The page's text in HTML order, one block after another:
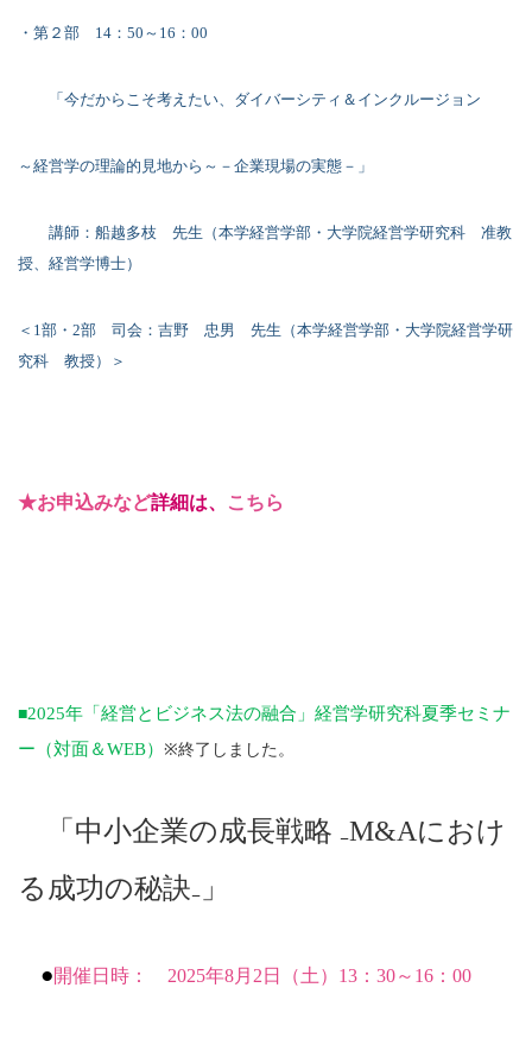
・第２部 14 ： 50 ～ 16 ： 00
「今だからこそ考えたい、ダイバーシティ＆インクルージョン
～経営学の理論的見地から～－企業現場の実態－」
講師：船越多枝 先生（本学経営学部・大学院経営学研究科 准教
授、経営学博士）
＜ 1部・ 2部 司会：吉野 忠男 先生（本学経営学部・大学院経営学研
究科 教授）＞
★お申込みなど詳細は、 こちら
■2025年「経営とビジネス法の融合」経営学研究科夏季セミナ
ー（対面＆WEB） ※終了しました。
「中小企業の成長戦略 ₋M&Aにおけ
る成功の秘訣₋ 」
●開催日時： 2025年8月2日（土） 13 ： 30～ 16 ： 00